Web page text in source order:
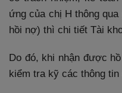
ứng của chị H thông
hồi nợ) thì chi tiết Tài
Do đó, khi nhận được
kiểm tra kỹ các thông tin